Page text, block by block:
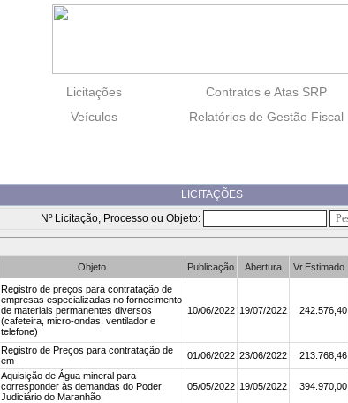
Licitações Contratos e Atas SRP
Veículos Relatórios de Gestão Fiscal
LICITAÇÕES
Nº Licitação, Processo ou Objeto:
Objeto Publicação Abertura Vr.Estimado
Registro de preços para contratação de
empresas especializadas no fornecimento
de materiais permanentes diversos
(cafeteira, micro-ondas, ventilador e
telefone)
10/06/2022 19/07/2022 242.576,40
Registro de Preços para contratação de
em
01/06/2022 23/06/2022 213.768,46
Aquisição de Água mineral para
corresponder às demandas do Poder
Judiciário do Maranhão.
05/05/2022 19/05/2022 394.970,00